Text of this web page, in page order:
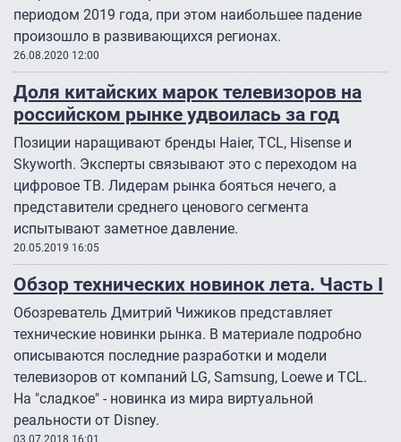
периодом 2019 года, при этом наибольшее падение
произошло в развивающихся регионах.
26.08.2020 12:00
Доля китайских марок телевизоров на
российском рынке удвоилась за год
Позиции наращивают бренды Haier, TCL, Hisense и
Skyworth. Эксперты связывают это с переходом на
цифровое ТВ. Лидерам рынка бояться нечего, а
представители среднего ценового сегмента
испытывают заметное давление.
20.05.2019 16:05
Обзор технических новинок лета. Часть I
Обозреватель Дмитрий Чижиков представляет
технические новинки рынка. В материале подробно
описываются последние разработки и модели
телевизоров от компаний LG, Samsung, Loewe и TCL.
На "сладкое" - новинка из мира виртуальной
реальности от Disney.